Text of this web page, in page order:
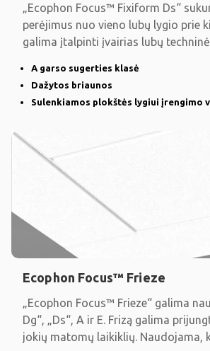
„Ecophon Focus™ Fixiform Ds“
perėjimus nuo vieno lubų lygio prie
galima įtalpinti įvairias lubų
A garso sugerties klasė
Dažytos briaunos
Sulenkiamos plokštės lygiui įrengimo
Ecophon Focus™ Frieze
„Ecophon Focus™ Frieze“ galima
Dg“, „Ds“, A ir E. Frizą galima
jokių matomų laikiklių. Naudojama,